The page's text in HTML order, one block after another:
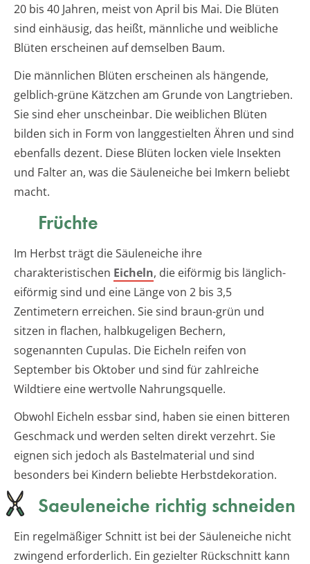
20 bis 40 Jahren, meist von April bis Mai. Die Blüten
sind einhäusig, das heißt, männliche und weibliche
Blüten erscheinen auf demselben Baum.
Die männlichen Blüten erscheinen als hängende,
gelblich-grüne Kätzchen am Grunde von Langtrieben.
Sie sind eher unscheinbar. Die weiblichen Blüten
bilden sich in Form von langgestielten Ähren und sind
ebenfalls dezent. Diese Blüten locken viele Insekten
und Falter an, was die Säuleneiche bei Imkern beliebt
macht.
Früchte
Im Herbst trägt die Säuleneiche ihre
charakteristischen Eicheln, die eiförmig bis länglich-
eiförmig sind und eine Länge von 2 bis 3,5
Zentimetern erreichen. Sie sind braun-grün und
sitzen in flachen, halbkugeligen Bechern,
sogenannten Cupulas. Die Eicheln reifen von
September bis Oktober und sind für zahlreiche
Wildtiere eine wertvolle Nahrungsquelle.
Obwohl Eicheln essbar sind, haben sie einen bitteren
Geschmack und werden selten direkt verzehrt. Sie
eignen sich jedoch als Bastelmaterial und sind
besonders bei Kindern beliebte Herbstdekoration.
Saeuleneiche richtig schneiden
Ein regelmäßiger Schnitt ist bei der Säuleneiche nicht
zwingend erforderlich. Ein gezielter Rückschnitt kann